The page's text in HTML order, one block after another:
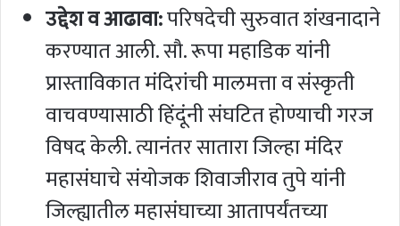
उद्देश व आढावा:परिषदेची सुरुवात शंखनादाने
करण्यात आली. सौ. रूपा महाडिक यांनी
प्रास्ताविकात मंदिरांची मालमत्ता व संस्कृती
वाचवण्यासाठी हिंदूंनी संघटित होण्याची गरज
विषद केली. त्यानंतर सातारा जिल्हा मंदिर
महासंघाचे संयोजक शिवाजीराव तुपे यांनी
जिल्ह्यातील महासंघाच्या आतापर्यंतच्या